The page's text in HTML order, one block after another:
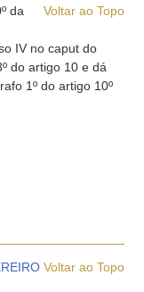
Voltar ao Topo
da
IV no caput do
do artigo 10 e dá
1º do artigo 10º
Voltar ao Topo